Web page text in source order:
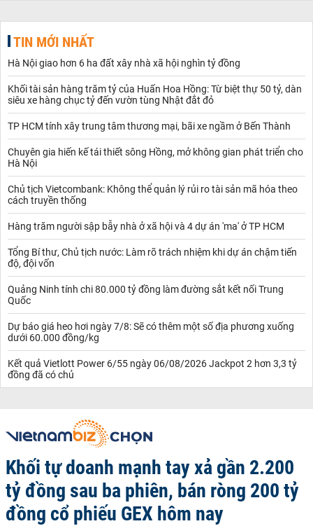
TIN MỚI NHẤT
Hà Nội giao hơn 6 ha đất xây nhà xã hội nghìn tỷ đồng
Khối tài sản hàng trăm tỷ của Huấn Hoa Hồng: Từ biệt thự 50 tỷ, dàn
siêu xe hàng chục tỷ đến vườn tùng Nhật đắt đỏ
TP HCM tính xây trung tâm thương mại, bãi xe ngầm ở Bến Thành
Chuyên gia hiến kế tái thiết sông Hồng, mở không gian phát triển cho
Hà Nội
Chủ tịch Vietcombank: Không thể quản lý rủi ro tài sản mã hóa theo
cách truyền thống
Hàng trăm người sập bẫy nhà ở xã hội và 4 dự án 'ma' ở TP HCM
Tổng Bí thư, Chủ tịch nước: Làm rõ trách nhiệm khi dự án chậm tiến
độ, đội vốn
Quảng Ninh tính chi 80.000 tỷ đồng làm đường sắt kết nối Trung
Quốc
Dự báo giá heo hơi ngày 7/8: Sẽ có thêm một số địa phương xuống
dưới 60.000 đồng/kg
Kết quả Vietlott Power 6/55 ngày 06/08/2026 Jackpot 2 hơn 3,3 tỷ
đồng đã có chủ
Khối tự doanh mạnh tay xả gần 2.200
tỷ đồng sau ba phiên, bán ròng 200 tỷ
đồng cổ phiếu GEX hôm nay